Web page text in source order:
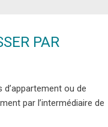
PAR
ou de
par l’intermédiaire de